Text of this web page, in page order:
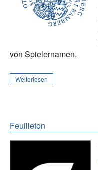
von Spielernamen.
Weiterlesen
Feuilleton